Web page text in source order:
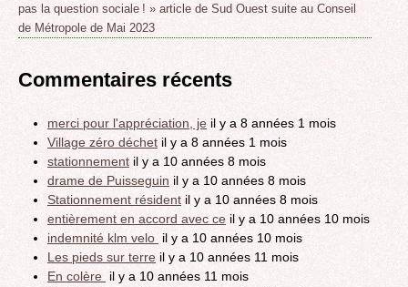
pas la question sociale ! » article de Sud Ouest suite au Conseil
de Métropole de Mai 2023
Commentaires récents
merci pour l'appréciation, je il y a 8 années 1 mois
Village zéro déchet il y a 8 années 1 mois
stationnement il y a 10 années 8 mois
drame de Puisseguin il y a 10 années 8 mois
Stationnement résident il y a 10 années 8 mois
entièrement en accord avec ce il y a 10 années 10 mois
indemnité klm velo il y a 10 années 10 mois
Les pieds sur terre il y a 10 années 11 mois
En colère il y a 10 années 11 mois